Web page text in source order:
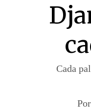
Cada
Por